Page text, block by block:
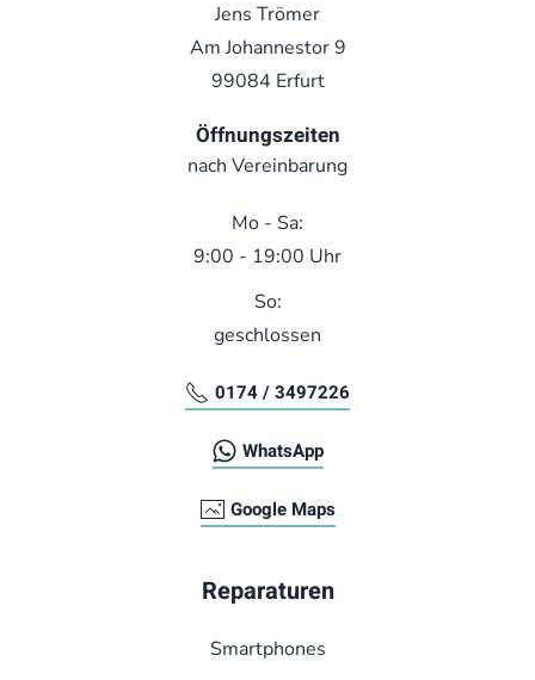
Jens Trömer
Am Johannestor 9
99084 Erfurt
Öffnungszeiten
nach Vereinbarung
Mo - Sa:
9:00 - 19:00 Uhr
So:
geschlossen
0174 / 3497226
WhatsApp
Google Maps
Reparaturen
Smart­phones